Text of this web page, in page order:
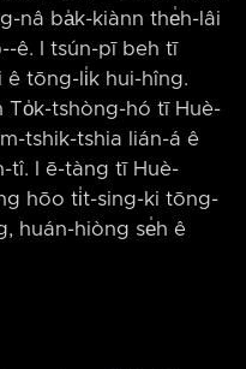
nâ ba̍k-kiànn the̍h-lâi
⁠-ê. I tsún-pī beh tī
ê tōng-li̍k hui-hîng.
To̍k-tshòng-hó tī Huè-
tshik-tshia lián-á ê
tî. I ē-tàng tī Huè-
hōo ti̍t-sing-ki tōng-
huán-hiòng se̍h ê